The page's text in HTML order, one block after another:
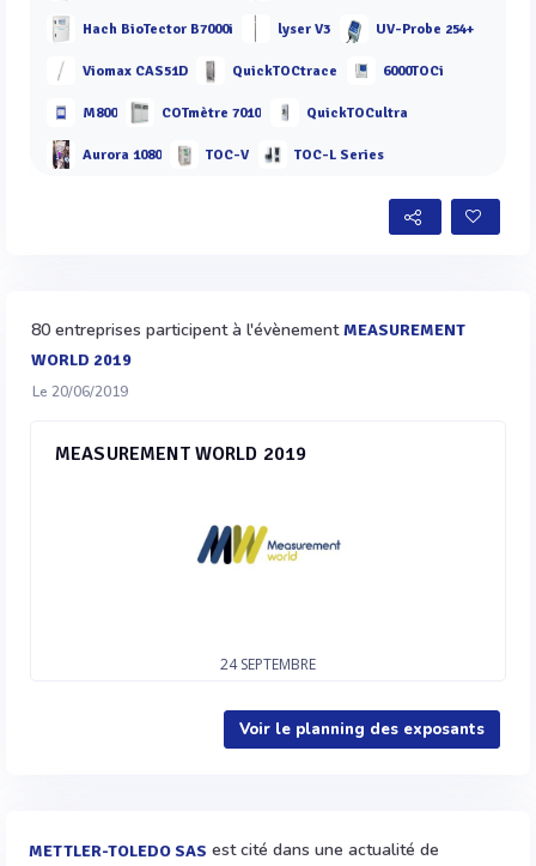
Hach BioTector B7000i lyser V3 UV-Probe 254+
Viomax CAS51D QuickTOCtrace 6000TOCi
M800 COTmètre 7010 QuickTOCultra
Aurora 1080 TOC-V TOC-L Series
80 entreprises participent à l'évènementMEASUREMENT
WORLD 2019
Le 20/06/2019
MEASUREMENT WORLD 2019
24 SEPTEMBRE
Voir le planning des exposants
METTLER-TOLEDO SAS est cité dans une actualité de